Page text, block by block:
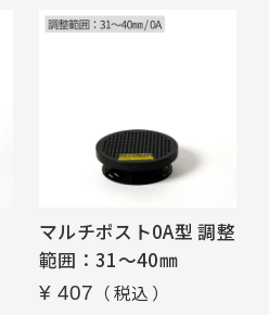
マルチポスト0A型 調整
範囲：31～40㎜
¥ 407 税込